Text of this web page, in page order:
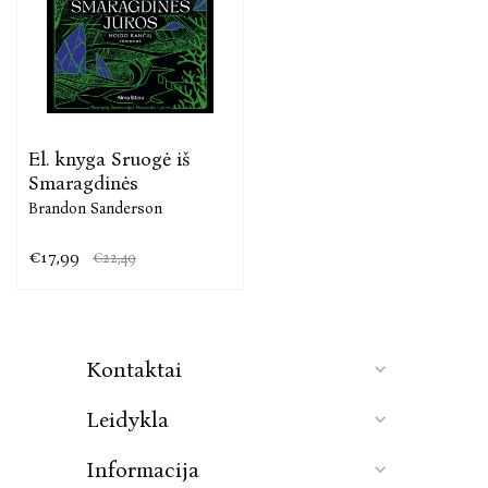
apipina magija. Meistriškas kūrinys, pakylėjantis iki
aukščiausios jausmų viršūnės.
Madie, „Goodreads“ skaitytoja
Tai įstabus meilės laiškas apie istorijas ir jų
pasakojimą, meną, kūrybą ir ryšius, kuriuos
užmezgame per juos. „Jumė ir košmarų tapytojas“
perduodamų iš kartos į kartą. Tai viena gražiausių
El. knyga Sruogė iš
Smaragdinės
Brandon Sanderson
€17,99 €22,49
Kontaktai
Leidykla
Informacija